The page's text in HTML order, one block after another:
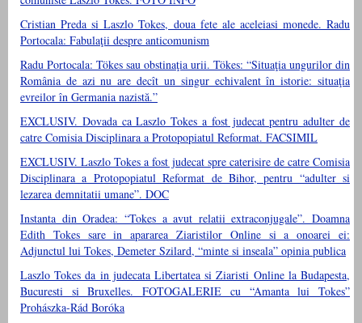
Cristian Preda si Laszlo Tokes, doua fete ale aceleiasi monede. Radu
Portocala: Fabulaţii despre anticomunism
Radu Portocala: Tökes sau obstinaţia urii. Tökes: “Situaţia ungurilor din
România de azi nu are decît un singur echivalent în istorie: situaţia
evreilor în Germania nazistă.”
EXCLUSIV. Dovada ca Laszlo Tokes a fost judecat pentru adulter de
catre Comisia Disciplinara a Protopopiatul Reformat. FACSIMIL
EXCLUSIV. Laszlo Tokes a fost judecat spre caterisire de catre Comisia
Disciplinara a Protopopiatul Reformat de Bihor, pentru “adulter si
lezarea demnitatii umane”. DOC
Instanta din Oradea: “Tokes a avut relatii extraconjugale”. Doamna
Edith Tokes sare in apararea Ziaristilor Online si a onoarei ei:
Adjunctul lui Tokes, Demeter Szilard, “minte si inseala” opinia publica
Laszlo Tokes da in judecata Libertatea si Ziaristi Online la Budapesta,
Bucuresti si Bruxelles. FOTOGALERIE cu “Amanta lui Tokes”
Prohászka-Rád Boróka